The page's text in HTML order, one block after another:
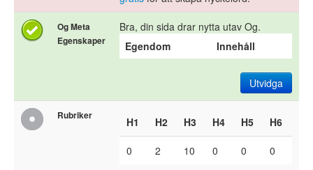
Og Meta
Egenskaper
Bra, din sida drar nytta utav Og.
Egendom
Innehåll
Utvidga
Rubriker H1 H2 H3 H4 H5 H6
0 2 10 0 0 0